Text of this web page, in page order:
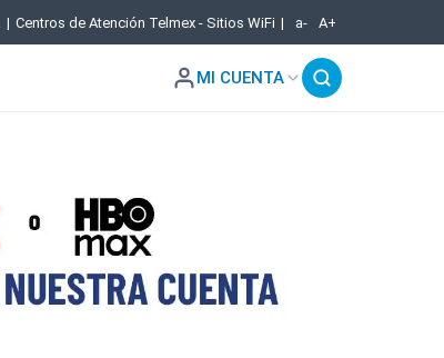
| Centros de Atención Telmex - Sitios WiFi | a- A+
MI CUENTA